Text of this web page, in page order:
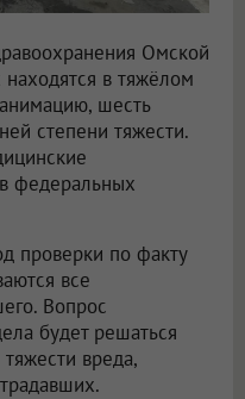
Омской
в тяжёлом
шесть
степени тяжести.
федеральных
проверки по факту
все
Вопрос
будет решаться
вреда,